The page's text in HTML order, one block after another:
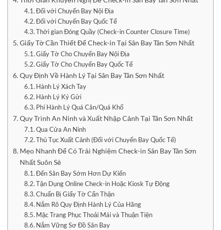
Đối với Chuyến Bay Nội Địa
Đối với Chuyến Bay Quốc Tế
Thời gian Đóng Quầy (Check-in Counter Closure Time)
Giấy Tờ Cần Thiết Để Check-in Tại Sân Bay Tân Sơn Nhất
Giấy Tờ Cho Chuyến Bay Nội Địa
Giấy Tờ Cho Chuyến Bay Quốc Tế
Quy Định Về Hành Lý Tại Sân Bay Tân Sơn Nhất
Hành Lý Xách Tay
Hành Lý Ký Gửi
Phí Hành Lý Quá Cân/Quá Khổ
Quy Trình An Ninh và Xuất Nhập Cảnh Tại Tân Sơn Nhất
Qua Cửa An Ninh
Thủ Tục Xuất Cảnh (Đối với Chuyến Bay Quốc Tế)
Mẹo Nhanh Để Có Trải Nghiệm Check-in Sân Bay Tân Sơn
Nhất Suôn Sẻ
Đến Sân Bay Sớm Hơn Dự Kiến
Tận Dụng Online Check-in Hoặc Kiosk Tự Động
Chuẩn Bị Giấy Tờ Cẩn Thận
Nắm Rõ Quy Định Hành Lý Của Hãng
Mặc Trang Phục Thoải Mái và Thuận Tiện
Nắm Vững Sơ Đồ Sân Bay